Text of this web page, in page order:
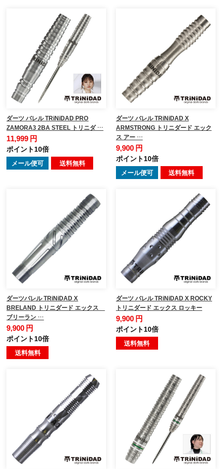
ダーツ バレル TRiNiDAD PRO
ZAMORA3 2BA STEEL トリニダ …
11,999 円
ポイント10倍
メール便可 送料無料
ダーツ バレル TRiNiDAD X
ARMSTRONG トリニダード エック
ス アー …
9,900 円
ポイント10倍
メール便可 送料無料
ダーツバレル TRiNiDAD X
BRELAND トリニダード エックス
ブリーラン …
9,900 円
ポイント10倍
送料無料
ダーツ バレル TRiNiDAD X ROCKY
トリニダード エックス ロッキー
9,900 円
ポイント10倍
送料無料